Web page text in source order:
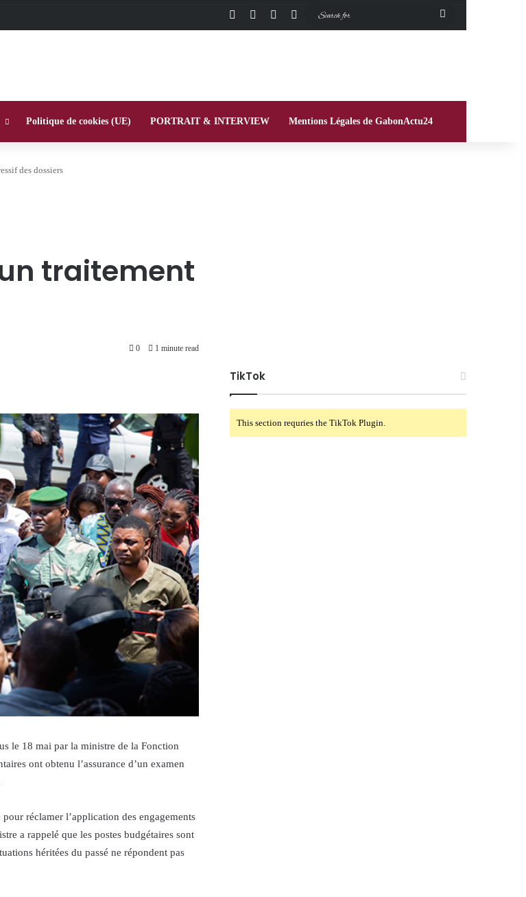
Facebook InstagramSwitch skin
Politique de cookies (UE) PORTRAIT & INTERVIEW Mentions Légales de GabonActu24
des dossiers
traitement
0 1 minute read
le 18 mai par la ministre de la Fonction
ont obtenu l’assurance d’un examen
réclamer l’application des engagements
a rappelé que les postes budgétaires sont
héritées du passé ne répondent pas
TikTok
This section requries the TikTok Plugin.